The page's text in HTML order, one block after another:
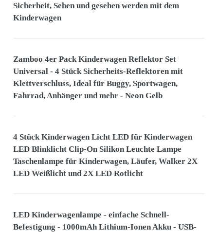
Sicherheit, Sehen und gesehen werden mit dem
Kinderwagen
Zamboo 4er Pack Kinderwagen Reflektor Set
Universal - 4 Stück Sicherheits-Reflektoren mit
Klettverschluss, Ideal für Buggy, Sportwagen,
Fahrrad, Anhänger und mehr - Neon Gelb
4 Stück Kinderwagen Licht LED für Kinderwagen
LED Blinklicht Clip-On Silikon Leuchte Lampe
Taschenlampe für Kinderwagen, Läufer, Walker 2X
LED Weißlicht und 2X LED Rotlicht
LED Kinderwagenlampe - einfache Schnell-
Befestigung - 1000mAh Lithium-Ionen Akku - USB-